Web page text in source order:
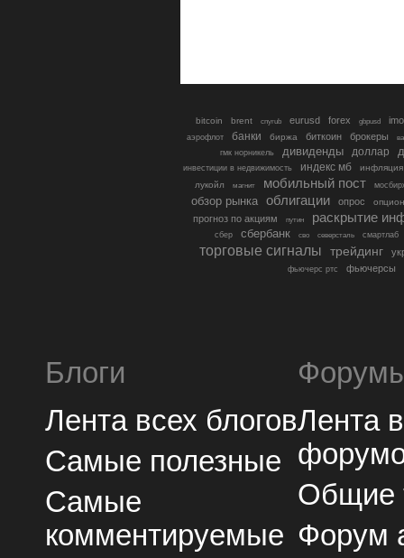
bitcoin brent cnyrub eurusd forex gbpusd
аэрофлот банки биржа биткоин брокеры
гмк норникель
дивиденды доллар
инвестиции в недвижимость индекс мб
инфляция
лукойл
магнит мобильный пост
обзор рынка облигации опрос
прогноз по акциям путин раскрытие
сбер сбербанк сво северсталь смартлаб
торговые сигналы трейдинг
фьючерс ртс фьючерсы
Блоги
Лента всех блогов
Самые полезные
Самые
комментируемые
Лента
Общие
Форум